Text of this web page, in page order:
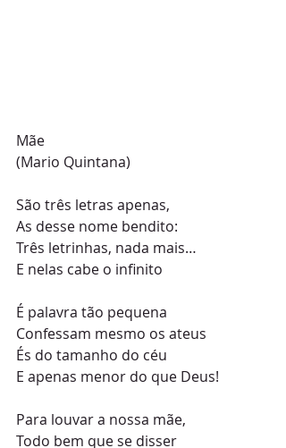
Mãe
(Mario Quintana)
São três letras apenas,
As desse nome bendito:
Três letrinhas, nada mais…
E nelas cabe o infinito
É palavra tão pequena
Confessam mesmo os ateus
És do tamanho do céu
E apenas menor do que Deus!
Para louvar a nossa mãe,
Todo bem que se disser